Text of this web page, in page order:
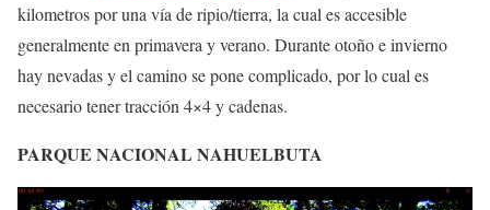
kilometros por una vía de ripio/tierra, la cual es accesible
generalmente en primavera y verano. Durante otoño e invierno
hay nevadas y el camino se pone complicado, por lo cual es
necesario tener tracción 4×4 y cadenas.
PARQUE NACIONAL NAHUELBUTA